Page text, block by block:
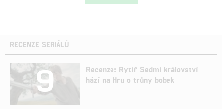
RECENZE SERIÁLŮ
9
Recenze: Rytíř Sedmi království
hází na Hru o trůny bobek